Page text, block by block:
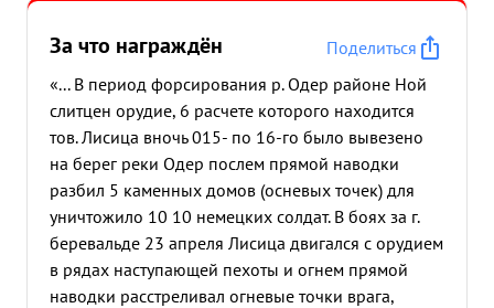
За что награждён
Поделиться
«... В период форсирования р. Одер районе Ной
слитцен орудие, 6 расчете которого находится
тов. Лисица вночь 015- по 16-го было вывезено
на берег реки Одер послем прямой наводки
разбил 5 каменных домов (осневых точек) для
уничтожило 10 10 немецких солдат. В боях за г.
беревальде 23 апреля Лисица двигался с орудием
в рядах наступающей пехоты и огнем прямой
наводки расстреливал огневые точки врага,